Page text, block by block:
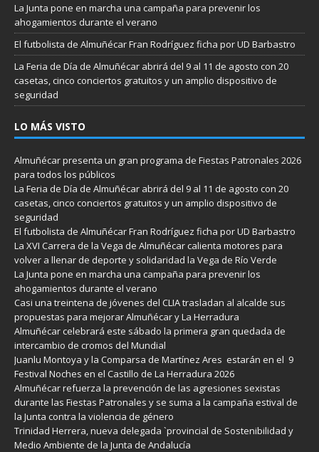
La Junta pone en marcha una campaña para prevenir los
ahogamientos durante el verano
El futbolista de Almuñécar Fran Rodríguez ficha por UD Barbastro
La Feria de Día de Almuñécar abrirá del 9 al 11 de agosto con 20
casetas, cinco conciertos gratuitos y un amplio dispositivo de
seguridad
LO MÁS VISTO
Almuñécar presenta un gran programa de Fiestas Patronales 2026
para todos los públicos
La Feria de Día de Almuñécar abrirá del 9 al 11 de agosto con 20
casetas, cinco conciertos gratuitos y un amplio dispositivo de
seguridad
El futbolista de Almuñécar Fran Rodríguez ficha por UD Barbastro
La XVI Carrera de la Vega de Almuñécar calienta motores para
volver a llenar de deporte y solidaridad la Vega de Río Verde
La Junta pone en marcha una campaña para prevenir los
ahogamientos durante el verano
Casi una treintena de jóvenes del CLIA trasladan al alcalde sus
propuestas para mejorar Almuñécar y La Herradura
Almuñécar celebrará este sábado la primera gran quedada de
intercambio de cromos del Mundial
Juanlu Montoya y la Comparsa de Martínez Ares estarán en el 9
Festival Noches en el Castillo de La Herradura 2026
Almuñécar refuerza la prevención de las agresiones sexistas
durante las Fiestas Patronales y se suma a la campaña estival de
la Junta contra la violencia de género
Trinidad Herrera, nueva delegada `provincial de Sostenibilidad y
Medio Ambiente de la Junta de Andalucía